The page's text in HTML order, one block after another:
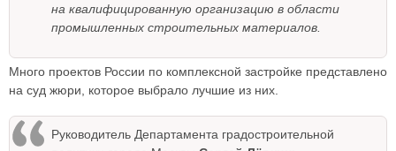
на квалифицированную организацию в области
промышленных строительных материалов.
Много проектов России по комплексной застройке представлено
на суд жюри, которое выбрало лучшие из них.
Руководитель Департамента градостроительной